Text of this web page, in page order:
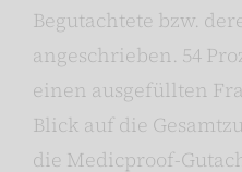
Begutachtete bzw.
angeschrieben. 54
einen ausgefüllten
Blick auf die
die Medicproof-